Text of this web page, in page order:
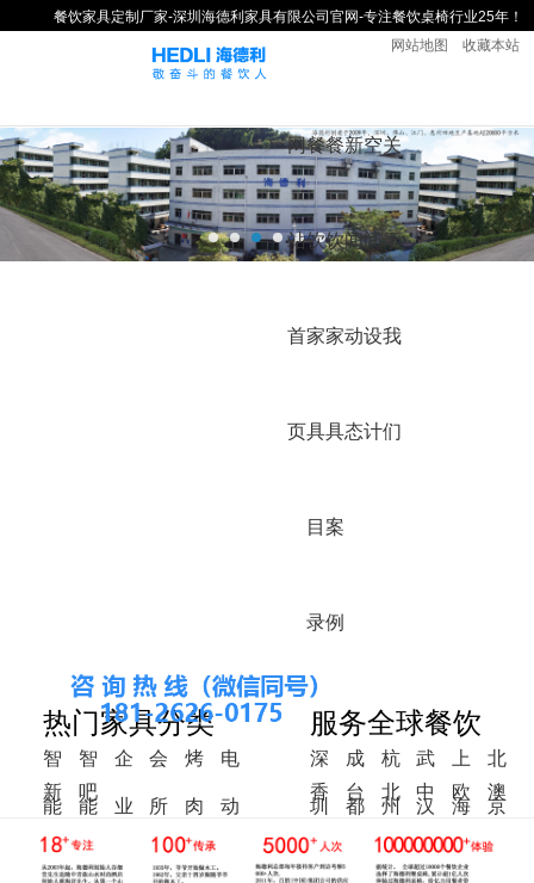
餐饮家具定制厂家-深圳海德利家具有限公司官网-专注餐饮桌椅行业25年！
收藏本站
网站地图
网
站
首
页
餐
饮
家
具
目
录
餐
饮
家
具
案
例
新
闻
动
态
空
间
设
计
关
于
我
们
热门家具分类
智
能
火
智
能
调
企
业
会
所
家
烤
肉
桌
电
动
新
中
吧
椅
服务全球餐饮
深
圳
成
都
杭
州
武
汉
上
海
北
京
香
港
台 北
美
中
东
欧
洲
澳
洲